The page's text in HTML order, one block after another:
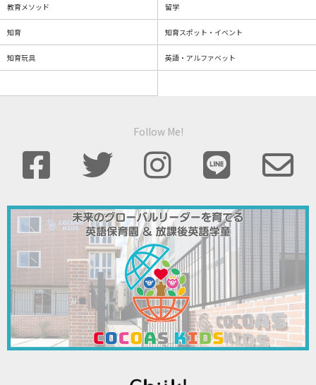
教育メソッド 留学
知育 知育スポット・イベント
知育玩具 英語・アルファベット
Follow Me!